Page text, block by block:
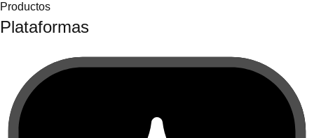
Productos
Plataformas